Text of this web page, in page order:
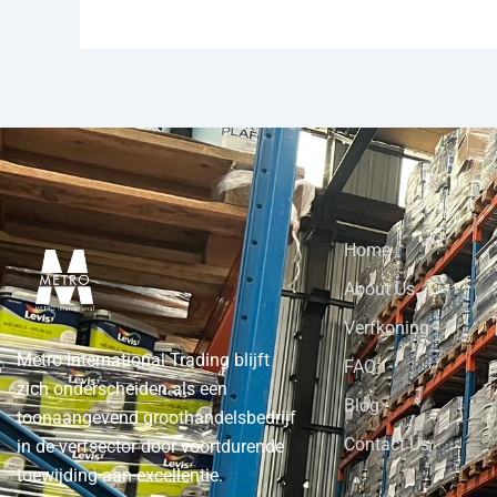
Metro International Trading blijft
zich onderscheiden als een
toonaangevend groothandelsbedrijf
in de verfsector door voortdurende
toewijding aan excellentie.
Home
About Us
Verfkoning
FAQ
Blog
Contact Us